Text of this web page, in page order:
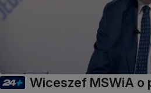
Wiceszef MSWiA o